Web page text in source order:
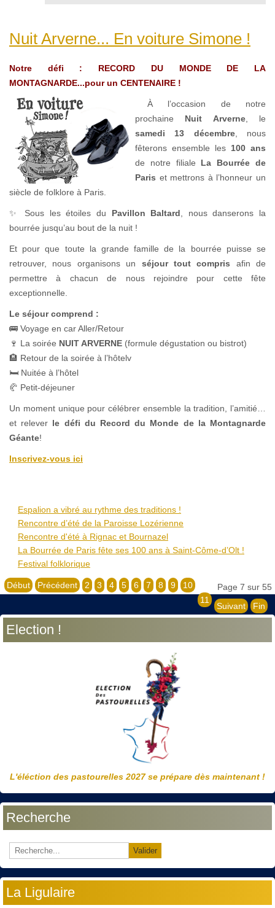
Nuit Arverne... En voiture Simone !
Notre défi : RECORD DU MONDE DE LA
MONTAGNARDE...pour un CENTENAIRE !
À l’occasion de notre
prochaine Nuit Arverne, le
samedi 13 décembre, nous
fêterons ensemble les 100 ans
de notre filiale La Bourrée de
Paris et mettrons à l’honneur un
siècle de folklore à Paris.
✨ Sous les étoiles du Pavillon Baltard , nous danserons la
bourrée jusqu’au bout de la nuit !
Et pour que toute la grande famille de la bourrée puisse se
retrouver, nous organisons un séjour tout compris afin de
permettre à chacun de nous rejoindre pour cette fête
exceptionnelle.
Le séjour comprend :
🚌 Voyage en car Aller/Retour
🍷 La soirée NUIT ARVERNE (formule dégustation ou bistrot)
🏨 Retour de la soirée à l’hôtelv
🛏 Nuitée à l’hôtel
🥐 Petit-déjeuner
Un moment unique pour célébrer ensemble la tradition, l’amitié…
et relever le défi du Record du Monde de la Montagnarde
Géante!
Inscrivez-vous ici
Espalion a vibré au rythme des traditions !
Rencontre d’été de la Paroisse Lozérienne
Rencontre d'été à Rignac et Bournazel
La Bourrée de Paris fête ses 100 ans à Saint-Côme-d’Olt !
Festival folklorique
Page 7 sur 55
Début Précédent 2 3 4 5 6 7 8 9
10
11
Suivant Fin
Election !
L'éléction des pastourelles 2027 se prépare dès maintenant !
Recherche
Valider
La Ligulaire